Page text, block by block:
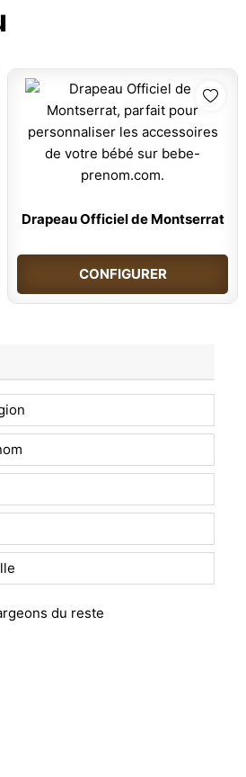
Drapeau Officiel de Montserrat
CONFIGURER